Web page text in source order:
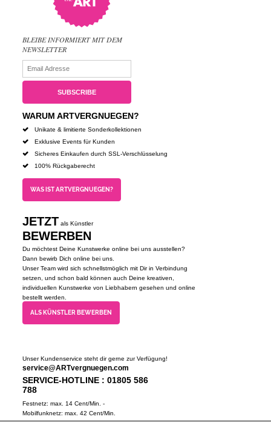
BLEIBE INFORMIERT MIT DEM
NEWSLETTER
WARUM ARTVERGNUEGEN?
Unikate & limitierte Sonderkollektionen
Exklusive Events für Kunden
Sicheres Einkaufen durch SSL-Verschlüsselung
100% Rückgaberecht
WAS IST ARTVERGNUEGEN?
JETZT als Künstler
BEWERBEN
Du möchtest Deine Kunstwerke online bei uns ausstellen?
Dann bewirb Dich online bei uns.
Unser Team wird sich schnellstmöglich mit Dir in Verbindung
setzen, und schon bald können auch Deine kreativen,
individuellen Kunstwerke von Liebhabern gesehen und online
bestellt werden.
ALS KÜNSTLER BEWERBEN
Unser Kundenservice steht dir gerne zur Verfügung!
service@ARTvergnuegen.com
SERVICE-HOTLINE : 01805 586
788
Festnetz: max. 14 Cent/Min. -
Mobilfunknetz: max. 42 Cent/Min.
(Mo-Do 9-18 Uhr, Fr 9-16 Uhr)